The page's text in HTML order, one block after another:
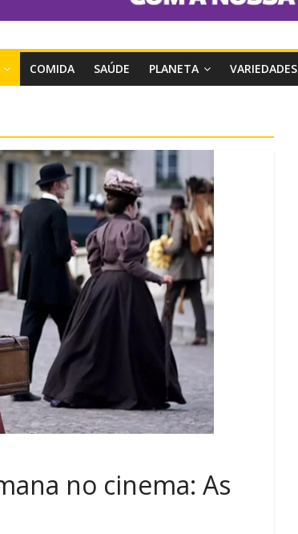
COMIDA SAÚDE PLANETA VARIEDADES
no cinema: As